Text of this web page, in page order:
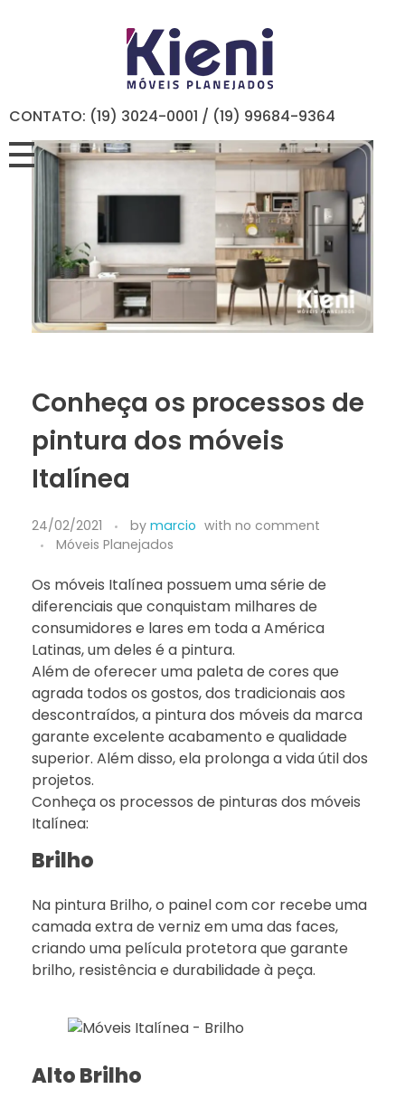
CONTATO: (19) 3024-0001 / (19) 99684-9364
Conheça os processos de
pintura dos móveis
Italínea
24/02/2021 by marcio with no comment
Móveis Planejados
Os móveis Italínea possuem uma série de
diferenciais que conquistam milhares de
consumidores e lares em toda a América
Latinas, um deles é a pintura.
Além de oferecer uma paleta de cores que
agrada todos os gostos, dos tradicionais aos
descontraídos, a pintura dos móveis da marca
garante excelente acabamento e qualidade
superior. Além disso, ela prolonga a vida útil dos
projetos.
Conheça os processos de pinturas dos móveis
Italínea:
Brilho
Na pintura Brilho, o painel com cor recebe uma
camada extra de verniz em uma das faces,
criando uma película protetora que garante
brilho, resistência e durabilidade à peça.
Alto Brilho